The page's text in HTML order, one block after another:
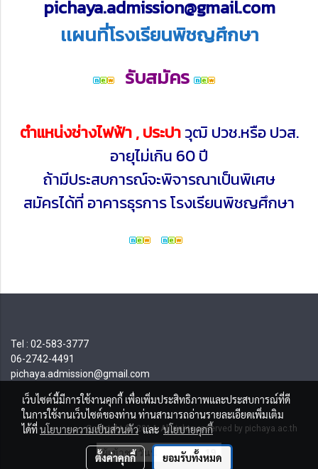
pichaya.admission@gmail.com
เเผนที่โรงเรียนพิชญศึกษา
รับสมัคร
ตำแหน่งช่างไฟฟ้า , ประปาวุฒิ ปวช.หรือ ปวส.
อายุไม่เกิน 60 ปี
ถ้ามีประสบการณ์จะพิจารณาเป็นพิเศษ
สมัครได้ที่ อาคารธุรการ โรงเรียนพิชญศึกษา
Tel : 02-583-3777
06-2742-4491
pichaya.admission@gmail.com
Copyright © 2014 All rights reserved by pichaya.ac.th
ผู้เข้าชมวันนี้ 19
เว็บไซต์นี้มีการใช้งานคุกกี้ เพื่อเพิ่มประสิทธิภาพและประสบการณ์ที่ดี
ในการใช้งานเว็บไซต์ของท่าน ท่านสามารถอ่านรายละเอียดเพิ่มเติม
ได้ที่นโยบายความเป็นส่วนตัวและนโยบายคุกกี้
ตั้งค่าคุกกี้ ยอมรับทั้งหมด